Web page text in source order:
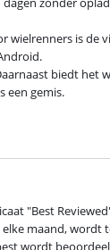
wielrenners is de
biedt het
een gemis.
"Best
maand, wordt
wordt